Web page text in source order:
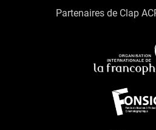
Partenaires de Clap